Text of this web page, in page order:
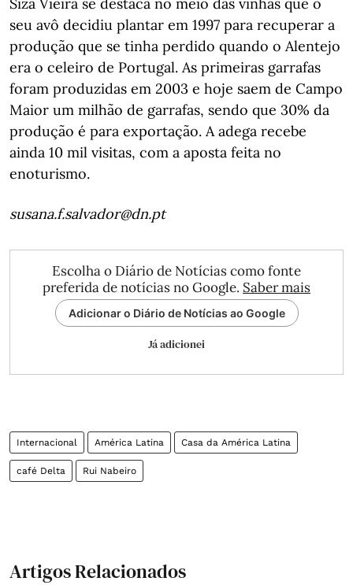
seu avô decidiu plantar em 1997 para recuperar a
produção que se tinha perdido quando o Alentejo
era o celeiro de Portugal. As primeiras garrafas
foram produzidas em 2003 e hoje saem de Campo
Maior um milhão de garrafas, sendo que 30% da
produção é para exportação. A adega recebe
ainda 10 mil visitas, com a aposta feita no
enoturismo.
susana.f.salvador@dn.pt
Escolha o Diário de Notícias como fonte
preferida de notícias no Google. Saber mais
Adicionar o Diário de Notícias ao Google
Já adicionei
Internacional América Latina Casa da América Latina
café Delta Rui Nabeiro
Artigos Relacionados